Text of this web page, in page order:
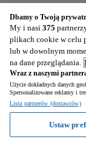
Dbamy o Twoją
My i nasi 375
plikach cookie w celu
lub w dowolnym
na dane przeglądania.
Wraz z naszymi
Użycie dokładnych danych
Spersonalizowane reklamy i
Lista partnerów (dostawców)
Ustaw